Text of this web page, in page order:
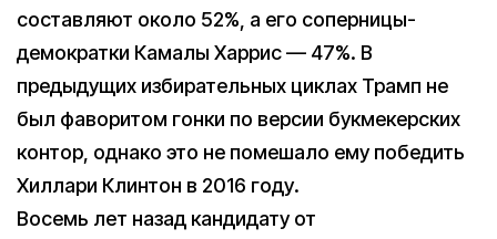
составляют около 52%, а его соперницы-
демократки Камалы Харрис — 47%. В
предыдущих избирательных циклах Трамп не
был фаворитом гонки по версии букмекерских
контор, однако это не помешало ему победить
Хиллари Клинтон в 2016 году.
Восемь лет назад кандидату от